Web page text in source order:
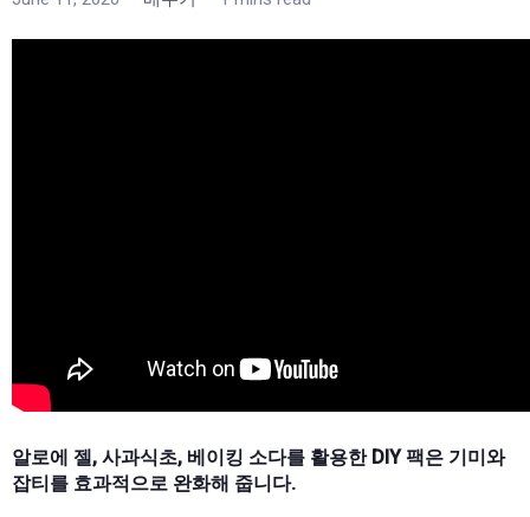
알로에 젤, 사과식초, 베이킹 소다를 활용한 DIY 팩은 기미와
잡티를 효과적으로 완화해 줍니다.